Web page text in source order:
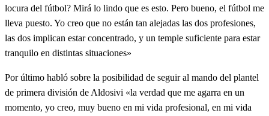
locura del fútbol? Mirá lo lindo que es esto. Pero bueno, el fútbol me
lleva puesto. Yo creo que no están tan alejadas las dos profesiones,
las dos implican estar concentrado, y un temple suficiente para estar
tranquilo en distintas situaciones»
Por último habló sobre la posibilidad de seguir al mando del plantel
de primera división de Aldosivi «la verdad que me agarra en un
momento, yo creo, muy bueno en mi vida profesional, en mi vida